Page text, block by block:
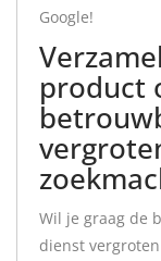
Google!
product
Wil je graag de
dienst